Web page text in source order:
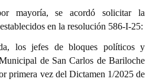
mayoría, se acordó solicitar la
en la resolución 586-I-25:
los jefes de bloques políticos y
de San Carlos de Bariloche
primera vez del Dictamen 1/2025 de